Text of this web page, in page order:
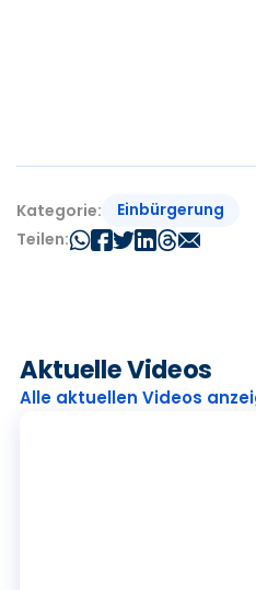
Kategorie:
Einbürgerung
Teilen:
Aktuelle Videos
Alle aktuellen Videos